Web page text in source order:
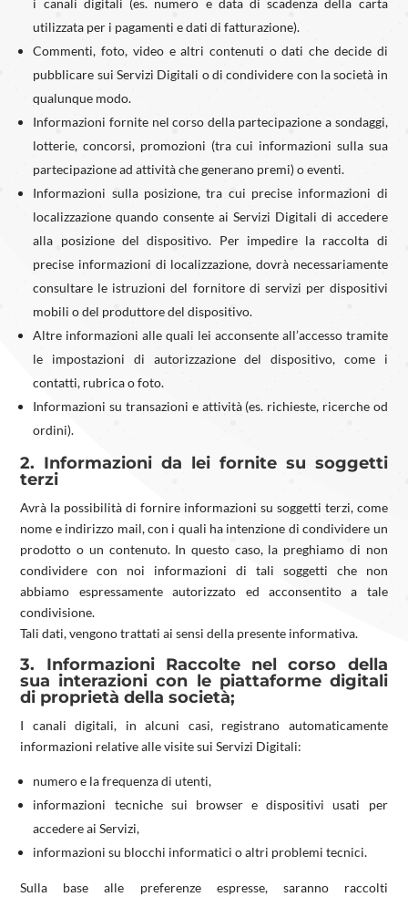
i canali digitali (es. numero e data di scadenza della carta
utilizzata per i pagamenti e dati di fatturazione).
Commenti, foto, video e altri contenuti o dati che decide di
pubblicare sui Servizi Digitali o di condividere con la società in
qualunque modo.
Informazioni fornite nel corso della partecipazione a sondaggi,
lotterie, concorsi, promozioni (tra cui informazioni sulla sua
partecipazione ad attività che generano premi) o eventi.
Informazioni sulla posizione, tra cui precise informazioni di
localizzazione quando consente ai Servizi Digitali di accedere
alla posizione del dispositivo. Per impedire la raccolta di
precise informazioni di localizzazione, dovrà necessariamente
consultare le istruzioni del fornitore di servizi per dispositivi
mobili o del produttore del dispositivo.
Altre informazioni alle quali lei acconsente all’accesso tramite
le impostazioni di autorizzazione del dispositivo, come i
contatti, rubrica o foto.
Informazioni su transazioni e attività (es. richieste, ricerche od
ordini).
2. Informazioni da lei fornite su soggetti
terzi
Avrà la possibilità di fornire informazioni su soggetti terzi, come
nome e indirizzo mail, con i quali ha intenzione di condividere un
prodotto o un contenuto. In questo caso, la preghiamo di non
condividere con noi informazioni di tali soggetti che non
abbiamo espressamente autorizzato ed acconsentito a tale
condivisione.
Tali dati, vengono trattati ai sensi della presente informativa.
3. Informazioni Raccolte nel corso della
sua interazioni con le piattaforme digitali
di proprietà della società;
I canali digitali, in alcuni casi, registrano automaticamente
informazioni relative alle visite sui Servizi Digitali:
numero e la frequenza di utenti,
informazioni tecniche sui browser e dispositivi usati per
accedere ai Servizi,
informazioni su blocchi informatici o altri problemi tecnici.
Sulla base alle preferenze espresse, saranno raccolti